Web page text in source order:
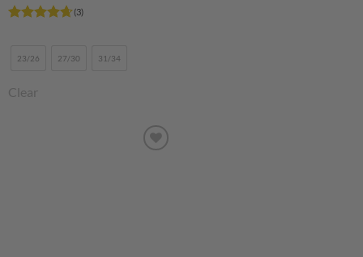
4.67
/ 5
(3)
23/26 27/30 31/34
Clear